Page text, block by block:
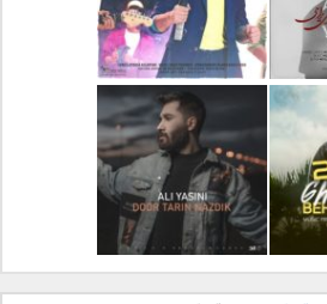
مهدی
دانلود آهنگ جدید فرزاد
فرزین بنام آتیش
بهنام
دانلود آهنگ جدید علی